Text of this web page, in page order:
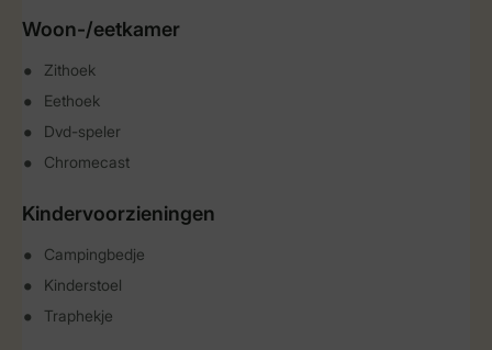
Woon-/eetkamer
Zithoek
Eethoek
Dvd-speler
Chromecast
Kindervoorzieningen
Campingbedje
Kinderstoel
Traphekje